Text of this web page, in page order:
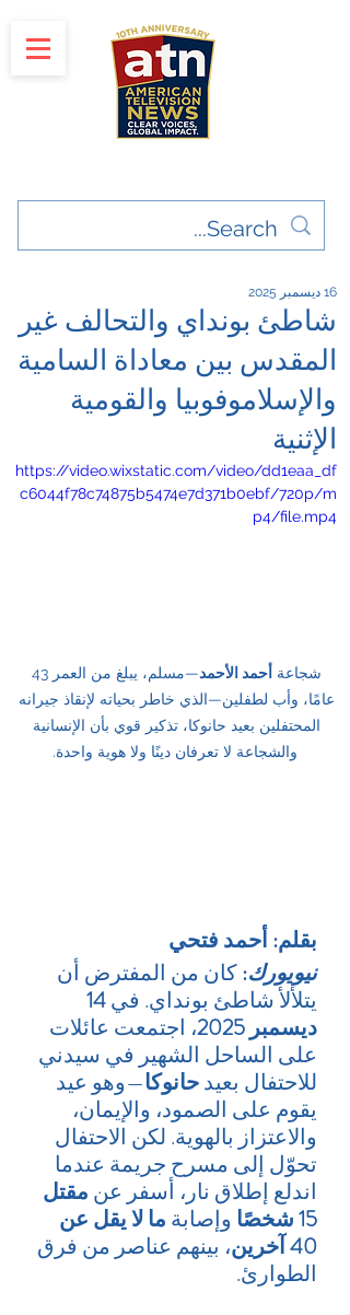
شاطئ بونداي والتحالف غير
المقدس بين معاداة السامية
والإسلاموفوبيا والقومية
الإثنية
16 ديسمبر 2025
https://video.wixstatic.com/video/dd1eaa_df
c6044f78c74875b5474e7d371b0ebf/720p/m
p4/file.mp4
شجاعة أحمد الأحمد
عامًا، وأب لطفلين—الذي خاطر بحياته لإنقاذ جيرانه
المحتفلين بعيد حانوكا، تذكير قوي بأن الإنسانية
والشجاعة لا تعرفان دينًا ولا هوية واحدة.
بقلم: أحمد فتحي
نيويورك: كان من المفترض أن
يتلألأ شاطئ بونداي. في
ديسمبر 2025
، اجتمعت عائلات
على الساحل الشهير في سيدني
للاحتفال بعيد حانوكا—وهو عيد
يقوم على الصمود، والإيمان،
والاعتزاز بالهوية. لكن الاحتفال
تحوّل إلى مسرح جريمة عندما
اندلع إطلاق نار، أسفر عن مقتل
15 شخصًا
وإصابة ما لا يقل عن
40 آخرين
، بينهم عناصر من فرق
الطوارئ.